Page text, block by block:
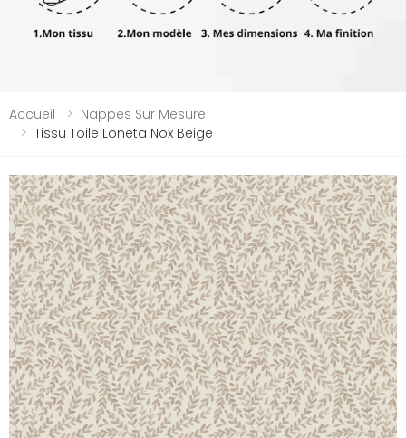
Accueil
Nappes Sur Mesure
Tissu Toile Loneta Nox Beige